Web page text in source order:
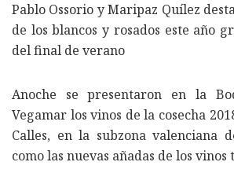
Pablo Ossorio y Maripaz Quílez
de los blancos y rosados este año
del final de verano
Anoche se presentaron en la
Vegamar los vinos de la cosecha
Calles, en la subzona valenciana
como las nuevas añadas de los